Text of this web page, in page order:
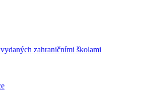
zahraničními školami